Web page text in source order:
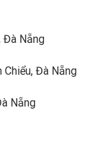
Đà Nẵng
Đà Nẵng
Nẵng